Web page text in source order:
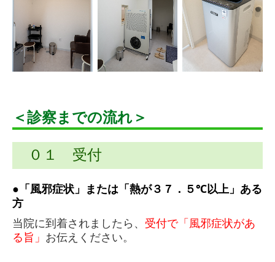
＜診察までの流れ＞
０１
受付
●「風邪症状」または「熱が３７．５℃以上」ある
方
当院に到着されましたら、 受付で「風邪症状があ
る旨」 お伝えください。